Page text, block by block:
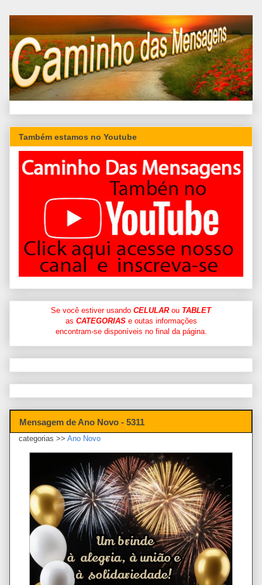
Também estamos no Youtube
Se você estiver usando CELULARou TABLET
as CATEGORIASe outas informações
encontram-se disponíveis no final da página.
Mensagem de Ano Novo - 5311
categorias >> Ano Novo